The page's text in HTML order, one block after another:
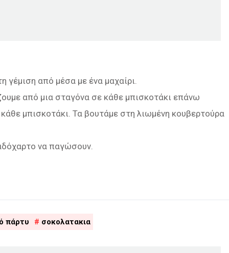
γέμιση από μέσα με ένα μαχαίρι.
από μια σταγόνα σε κάθε μπισκοτάκι επάνω
μπισκοτάκι. Τα βουτάμε στη λιωμένη κουβερτούρα
να παγώσουν.
πάρτυ σοκολατακια